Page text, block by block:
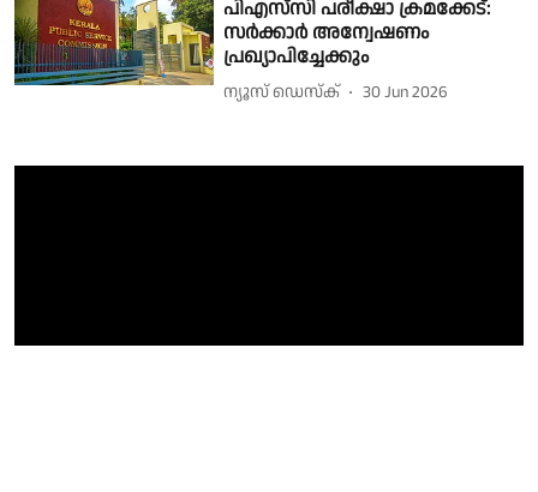
പിഎസ്‌സി പരീക്ഷാ ക്രമക്കേട്:
സര്‍ക്കാര്‍ അന്വേഷണം
പ്രഖ്യാപിച്ചേക്കും
ന്യൂസ് ഡെസ്ക് 30 Jun 2026